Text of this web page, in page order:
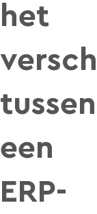
het
tussen
een
ERP-